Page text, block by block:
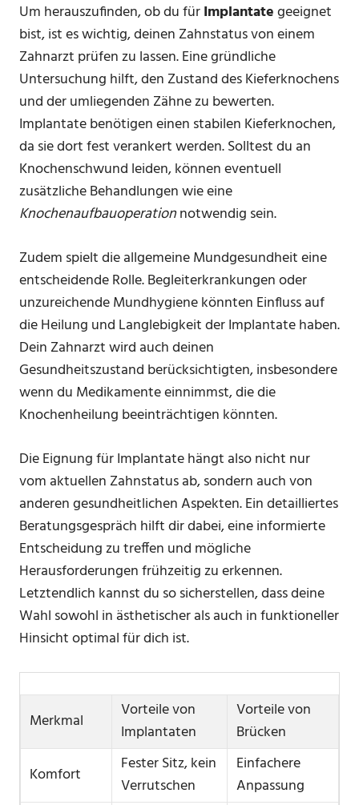
Um herauszufinden, ob du fürImplantategeeignet
bist, ist es wichtig, deinen Zahnstatus von einem
Zahnarzt prüfen zu lassen. Eine gründliche
Untersuchung hilft, den Zustand des Kieferknochens
und der umliegenden Zähne zu bewerten.
Implantate benötigen einen stabilen Kieferknochen,
da sie dort fest verankert werden. Solltest du an
Knochenschwund leiden, können eventuell
zusätzliche Behandlungen wie eine
Knochenaufbauoperationnotwendig sein.
Zudem spielt die allgemeine Mundgesundheit eine
entscheidende Rolle. Begleiterkrankungen oder
unzureichende Mundhygiene könnten Einfluss auf
die Heilung und Langlebigkeit der Implantate haben.
Dein Zahnarzt wird auch deinen
Gesundheitszustand berücksichtigten, insbesondere
wenn du Medikamente einnimmst, die die
Knochenheilung beeinträchtigen könnten.
Die Eignung für Implantate hängt also nicht nur
vom aktuellen Zahnstatus ab, sondern auch von
anderen gesundheitlichen Aspekten. Ein detailliertes
Beratungsgespräch hilft dir dabei, eine informierte
Entscheidung zu treffen und mögliche
Herausforderungen frühzeitig zu erkennen.
Letztendlich kannst du so sicherstellen, dass deine
Wahl sowohl in ästhetischer als auch in funktioneller
Hinsicht optimal für dich ist.
Merkmal
Vorteile von
Implantaten
Vorteile von
Brücken
Komfort
Fester Sitz, kein
Verrutschen
Einfachere
Anpassung